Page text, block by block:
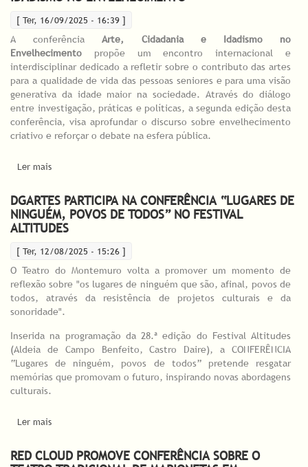
[ Ter, 16/09/2025 - 16:39 ]
A conferênciaArte, Cidadania e Idadismo no
Envelhecimento propõe um encontro internacional e
interdisciplinar dedicado a refletir sobre o contributo das artes
para a qualidade de vida das pessoas seniores e para uma visão
generativa da idade maior na sociedade. Através do diálogo
entre investigação, práticas e políticas, a segunda edição desta
conferência, visa aprofundar o discurso sobre envelhecimento
criativo e reforçar o debate na esfera pública.
Ler mais
DGARTES PARTICIPA NA CONFERÊNCIA “LUGARES DE
NINGUÉM, POVOS DE TODOS” NO FESTIVAL
ALTITUDES
[ Ter, 12/08/2025 - 15:26 ]
O Teatro do Montemuro volta a promover um momento de
reflexão sobre "os lugares de ninguém que são, afinal, povos de
todos, através da resistência de projetos culturais e da
sonoridade".
Inserida na programação da 28.ª edição do Festival Altitudes
(Aldeia de Campo Benfeito, Castro Daire), a CONFERÊNCIA
“Lugares de ninguém, povos de todos” pretende resgatar
memórias que promovam o futuro, inspirando novas abordagens
culturais.
Ler mais
RED CLOUD PROMOVE CONFERÊNCIA SOBRE O